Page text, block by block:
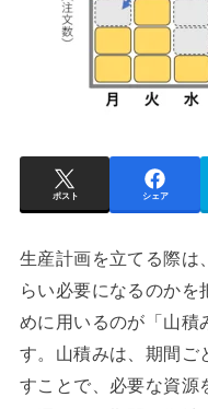
ポスト シェア
生産計画を立てる際は
らい必要になるのか
めに用いるのが「山積
す。山積みは、期間ご
すことで、必要な資源